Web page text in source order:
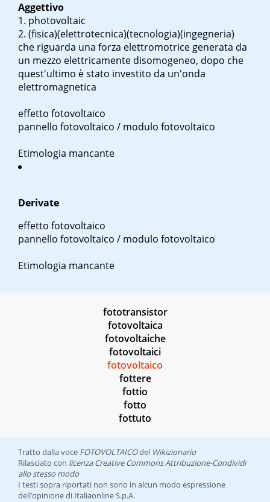
Aggettivo
photovoltaic
(fisica)(elettrotecnica)(tecnologia)(ingegneria)
che riguarda una forza elettromotrice generata da
un mezzo elettricamente disomogeneo, dopo che
quest'ultimo è stato investito da un'onda
elettromagnetica
effetto fotovoltaico
pannello fotovoltaico / modulo fotovoltaico
Etimologia mancante
Derivate
effetto fotovoltaico
pannello fotovoltaico / modulo fotovoltaico
Etimologia mancante
fototransistor
fotovoltaica
fotovoltaiche
fotovoltaici
fotovoltaico
fottere
fottio
fotto
fottuto
Tratto dalla voce FOTOVOLTAICOdel Wikizionario
Rilasciato con licenza Creative Commons Attribuzione-Condividi
allo stesso modo
I testi sopra riportati non sono in alcun modo espressione
dell’opinione di Italiaonline S.p.A.